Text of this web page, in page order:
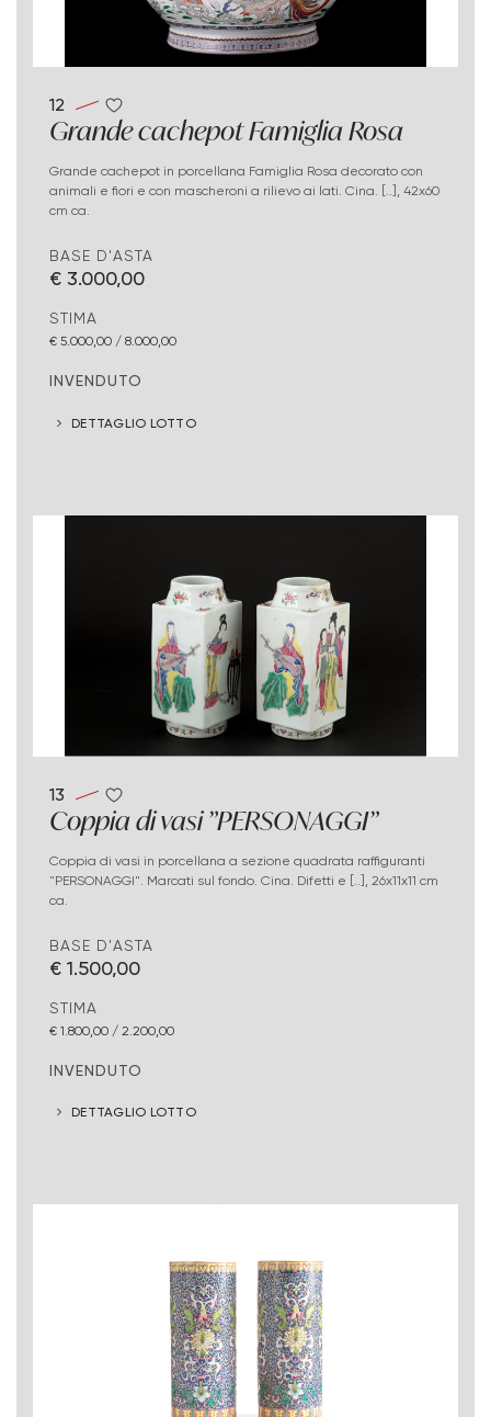
12
Grande cachepot Famiglia Rosa
Grande cachepot in porcellana Famiglia Rosa decorato con
animali e fiori e con mascheroni a rilievo ai lati. Cina. [..], 42x60
cm ca.
BASE D'ASTA
€ 3.000,00
STIMA
€ 5.000,00 / 8.000,00
INVENDUTO
DETTAGLIO LOTTO
13
Coppia di vasi "PERSONAGGI"
Coppia di vasi in porcellana a sezione quadrata raffiguranti
"PERSONAGGI". Marcati sul fondo. Cina. Difetti e [..], 26x11x11 cm
ca.
BASE D'ASTA
€ 1.500,00
STIMA
€ 1.800,00 / 2.200,00
INVENDUTO
DETTAGLIO LOTTO